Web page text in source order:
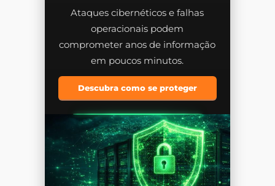
Ataques cibernéticos e falhas
operacionais podem
comprometer anos de informação
em poucos minutos.
Descubra como se proteger